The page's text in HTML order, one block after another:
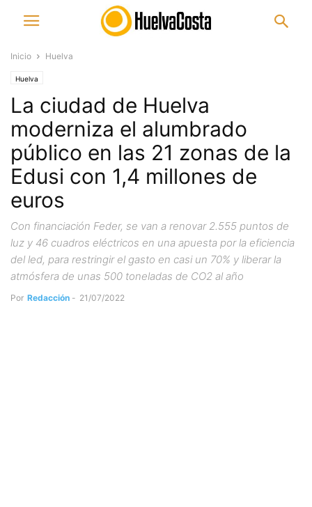
Inicio Huelva
Huelva
La ciudad de Huelva
moderniza el alumbrado
público en las 21 zonas de la
Edusi con 1,4 millones de
euros
Con financiación Feder, se van a renovar 2.555 puntos de
luz y 46 cuadros eléctricos en una apuesta por la eficiencia
del led, para restringir el gasto en casi un 70% y liberar la
atmósfera de unas 500 toneladas de CO2 al año
Por Redacción - 21/07/2022